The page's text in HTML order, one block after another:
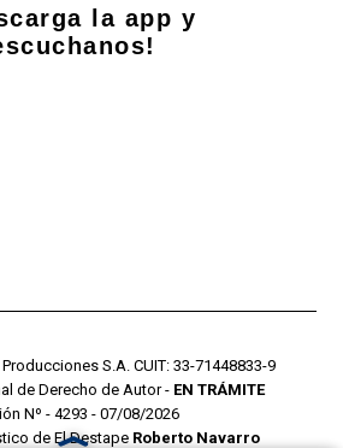
la app y
Producciones S.A. CUIT: 33-71448833-9
de Derecho de Autor - EN TRÁMITE
Nº - 4293 - 07/08/2026
de El Destape Roberto Navarro